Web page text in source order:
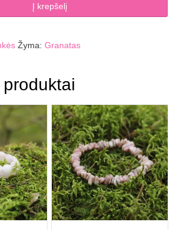
Į krepšelį
Žyma: Granatas